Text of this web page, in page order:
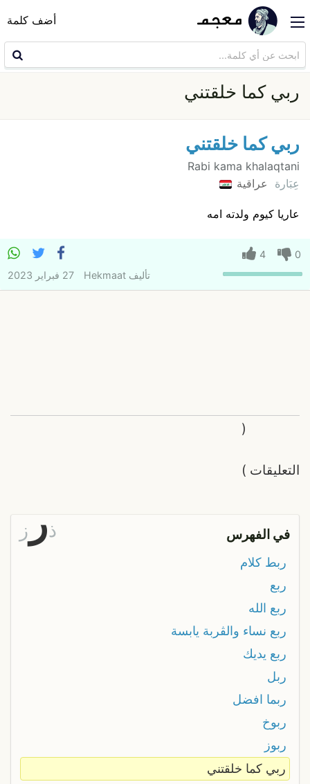
أضف كلمة
ربي كما خلقتني
ربي كما خلقتني
Rabi kama khalaqtani
عِبَارة
عراقية
عاريا كيوم ولدته امه
0
4
تأليفHekmaat 27 فبراير 2023
التعليقات
(
)
في الفهرس ذر ز
ربط كلام
ربع
ربع الله
ربع نساء والڨربة يابسة
ربع يديك
ربل
ربما افضل
ربوخ
ربوز
ربي كما خلقتني